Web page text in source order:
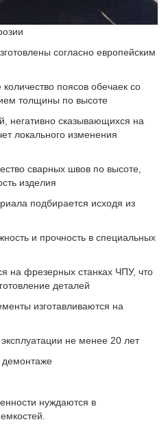
согласно европейским
поясов обечаек со
толщины по высоте
негативно сказывающихся на
локального изменения
сварных швов по высоте,
изделия
подбирается исходя из
и прочность в специальных
на фрезерных станках ЧПУ, что
деталей
изготавливаются на
не менее 20 лет
нуждаются в